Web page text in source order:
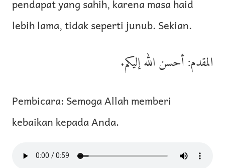
pendapat yang sahih, karena masa haid
lebih lama, tidak seperti junub. Sekian.
المقدم: أحسن الله إليكم.
Pembicara: Semoga Allah memberi
kebaikan kepada Anda.